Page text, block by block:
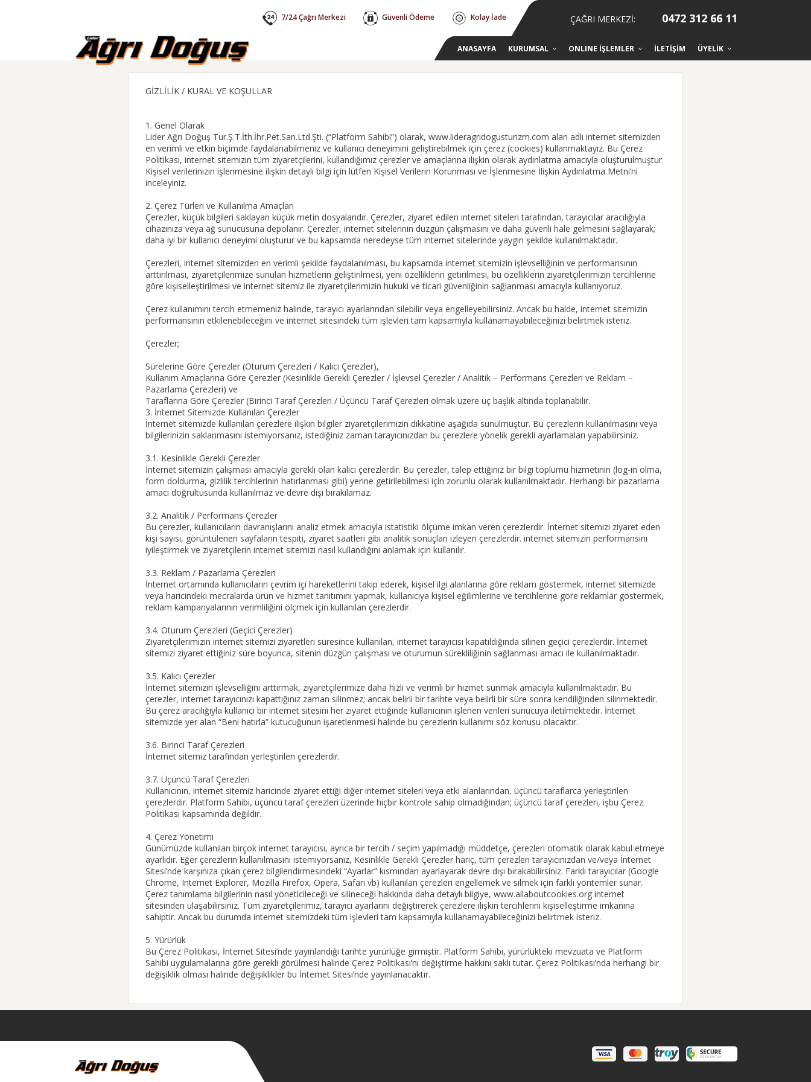
7/24 Çağrı Merkezi Güvenli Ödeme Kolay İade ÇAĞRI MERKEZİ: 0472 312 66 11
ANASAYFA KURUMSAL ONLINE İŞLEMLER İLETİŞİM ÜYELİK
GİZLİLİK / KURAL VE KOŞULLAR
1. Genel Olarak
Lider Ağrı Doğuş Tur.Ş.T.İth.İhr.Pet.San.Ltd.Şti. (“Platform Sahibi”) olarak, www.lideragridogusturizm.com alan adlı internet sitemizden
en verimli ve etkin biçimde faydalanabilmeniz ve kullanıcı deneyimini geliştirebilmek için çerez (cookies) kullanmaktayız. Bu Çerez
Politikası, internet sitemizin tüm ziyaretçilerini, kullandığımız çerezler ve amaçlarına ilişkin olarak aydınlatma amacıyla oluşturulmuştur.
Kişisel verilerinizin işlenmesine ilişkin detaylı bilgi için lütfen Kişisel Verilerin Korunması ve İşlenmesine İlişkin Aydınlatma Metni’ni
inceleyiniz.
2. Çerez Türleri ve Kullanılma Amaçları
Çerezler, küçük bilgileri saklayan küçük metin dosyalarıdır. Çerezler, ziyaret edilen internet siteleri tarafından, tarayıcılar aracılığıyla
cihazınıza veya ağ sunucusuna depolanır. Çerezler, internet sitelerinin düzgün çalışmasını ve daha güvenli hale gelmesini sağlayarak;
daha iyi bir kullanıcı deneyimi oluşturur ve bu kapsamda neredeyse tüm internet sitelerinde yaygın şekilde kullanılmaktadır.
Çerezleri, internet sitemizden en verimli şekilde faydalanılması, bu kapsamda internet sitemizin işlevselliğinin ve performansının
arttırılması, ziyaretçilerimize sunulan hizmetlerin geliştirilmesi, yeni özelliklerin getirilmesi, bu özelliklerin ziyaretçilerimizin tercihlerine
göre kişiselleştirilmesi ve internet sitemiz ile ziyaretçilerimizin hukuki ve ticari güvenliğinin sağlanması amacıyla kullanıyoruz.
Çerez kullanımını tercih etmemeniz halinde, tarayıcı ayarlarından silebilir veya engelleyebilirsiniz. Ancak bu halde, internet sitemizin
performansının etkilenebileceğini ve internet sitesindeki tüm işlevleri tam kapsamıyla kullanamayabileceğinizi belirtmek isteriz.
Çerezler;
Sürelerine Göre Çerezler (Oturum Çerezleri / Kalıcı Çerezler),
Kullanım Amaçlarına Göre Çerezler (Kesinlikle Gerekli Çerezler / İşlevsel Çerezler / Analitik – Performans Çerezleri ve Reklam –
Pazarlama Çerezleri) ve
Taraflarına Göre Çerezler (Birinci Taraf Çerezleri / Üçüncü Taraf Çerezleri olmak üzere üç başlık altında toplanabilir.
3. İnternet Sitemizde Kullanılan Çerezler
İnternet sitemizde kullanılan çerezlere ilişkin bilgiler ziyaretçilerimizin dikkatine aşağıda sunulmuştur. Bu çerezlerin kullanılmasını veya
bilgilerinizin saklanmasını istemiyorsanız, istediğiniz zaman tarayıcınızdan bu çerezlere yönelik gerekli ayarlamaları yapabilirsiniz.
3.1. Kesinlikle Gerekli Çerezler
İnternet sitemizin çalışması amacıyla gerekli olan kalıcı çerezlerdir. Bu çerezler, talep ettiğiniz bir bilgi toplumu hizmetinin (log-in olma,
form doldurma, gizlilik tercihlerinin hatırlanması gibi) yerine getirilebilmesi için zorunlu olarak kullanılmaktadır. Herhangi bir pazarlama
amacı doğrultusunda kullanılmaz ve devre dışı bırakılamaz.
3.2. Analitik / Performans Çerezler
Bu çerezler, kullanıcıların davranışlarını analiz etmek amacıyla istatistiki ölçüme imkan veren çerezlerdir. İnternet sitemizi ziyaret eden
kişi sayısı, görüntülenen sayfaların tespiti, ziyaret saatleri gibi analitik sonuçları izleyen çerezlerdir. internet sitemizin performansını
iyileştirmek ve ziyaretçilerin internet sitemizi nasıl kullandığını anlamak için kullanılır.
3.3. Reklam / Pazarlama Çerezleri
İnternet ortamında kullanıcıların çevrim içi hareketlerini takip ederek, kişisel ilgi alanlarına göre reklam göstermek, internet sitemizde
veya haricindeki mecralarda ürün ve hizmet tanıtımını yapmak, kullanıcıya kişisel eğilimlerine ve tercihlerine göre reklamlar göstermek,
reklam kampanyalarının verimliliğini ölçmek için kullanılan çerezlerdir.
3.4. Oturum Çerezleri (Geçici Çerezler)
Ziyaretçilerimizin internet sitemizi ziyaretleri süresince kullanılan, internet tarayıcısı kapatıldığında silinen geçici çerezlerdir. İnternet
sitemizi ziyaret ettiğiniz süre boyunca, sitenin düzgün çalışması ve oturumun sürekliliğinin sağlanması amacı ile kullanılmaktadır.
3.5. Kalıcı Çerezler
İnternet sitemizin işlevselliğini arttırmak, ziyaretçilerimize daha hızlı ve verimli bir hizmet sunmak amacıyla kullanılmaktadır. Bu
çerezler, internet tarayıcınızı kapattığınız zaman silinmez; ancak belirli bir tarihte veya belirli bir süre sonra kendiliğinden silinmektedir.
Bu çerez aracılığıyla kullanıcı bir internet sitesini her ziyaret ettiğinde kullanıcının işlenen verileri sunucuya iletilmektedir. İnternet
sitemizde yer alan “Beni hatırla” kutucuğunun işaretlenmesi halinde bu çerezlerin kullanımı söz konusu olacaktır.
3.6. Birinci Taraf Çerezleri
İnternet sitemiz tarafından yerleştirilen çerezlerdir.
3.7. Üçüncü Taraf Çerezleri
Kullanıcının, internet sitemiz haricinde ziyaret ettiği diğer internet siteleri veya etki alanlarından, üçüncü taraflarca yerleştirilen
çerezlerdir. Platform Sahibi, üçüncü taraf çerezleri üzerinde hiçbir kontrole sahip olmadığından; üçüncü taraf çerezleri, işbu Çerez
Politikası kapsamında değildir.
4. Çerez Yönetimi
Günümüzde kullanılan birçok internet tarayıcısı, ayrıca bir tercih / seçim yapılmadığı müddetçe, çerezleri otomatik olarak kabul etmeye
ayarlıdır. Eğer çerezlerin kullanılmasını istemiyorsanız, Kesinlikle Gerekli Çerezler hariç, tüm çerezleri tarayıcınızdan ve/veya İnternet
Sitesi’nde karşınıza çıkan çerez bilgilendirmesindeki “Ayarlar” kısmından ayarlayarak devre dışı bırakabilirsiniz. Farklı tarayıcılar (Google
Chrome, Internet Explorer, Mozilla Firefox, Opera, Safari vb) kullanılan çerezleri engellemek ve silmek için farklı yöntemler sunar.
Çerez tanımlama bilgilerinin nasıl yöneticileceği ve silineceği hakkında daha detaylı bilgiye, www.allaboutcookies.org internet
sitesinden ulaşabilirsiniz. Tüm ziyaretçilerimiz, tarayıcı ayarlarını değiştirerek çerezlere ilişkin tercihlerini kişiselleştirme imkanına
sahiptir. Ancak bu durumda internet sitemizdeki tüm işlevleri tam kapsamıyla kullanamayabileceğinizi belirtmek isteriz.
5. Yürürlük
Bu Çerez Politikası, İnternet Sitesi’nde yayınlandığı tarihte yürürlüğe girmiştir. Platform Sahibi, yürürlükteki mevzuata ve Platform
Sahibi uygulamalarına göre gerekli görülmesi halinde Çerez Politikası’nı değiştirme hakkını saklı tutar. Çerez Politikası’nda herhangi bir
değişiklik olması halinde değişiklikler bu İnternet Sitesi’nde yayınlanacaktır.